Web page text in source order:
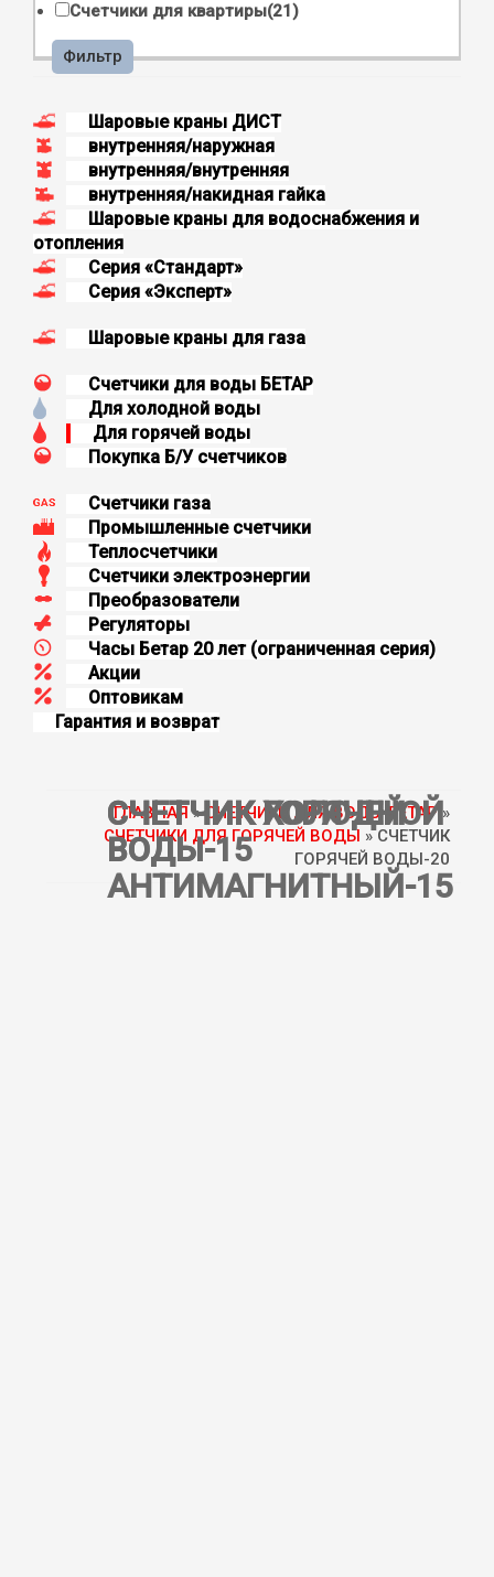
Счетчики для квартиры(21)
Фильтр
Шаровые краны ДИСТ
внутренняя/наружная
внутренняя/внутренняя
внутренняя/накидная гайка
Шаровые краны для водоснабжения и
отопления
Серия «Стандарт»
Серия «Эксперт»
Шаровые краны для газа
Счетчики для воды БЕТАР
Для холодной воды
Для горячей воды
Покупка Б/У счетчиков
Счетчики газа
Промышленные счетчики
Теплосчетчики
Счетчики электроэнергии
Преобразователи
Регуляторы
Часы Бетар 20 лет (oграниченная серия)
Aкции
Оптовикам
Гарантия и возврат
ГЛАВНАЯ » СЧЕТЧИКИ ДЛЯ ВОДЫ БЕТАР »
СЧЕТЧИКИ ДЛЯ ГОРЯЧЕЙ ВОДЫ » СЧЕТЧИК
ГОРЯЧЕЙ ВОДЫ-20
СЧЕТЧИК ГОРЯЧЕЙ
ВОДЫ-15
СЧЕТЧИК ХОЛОДНОЙ
ВОДЫ
АНТИМАГНИТНЫЙ-15